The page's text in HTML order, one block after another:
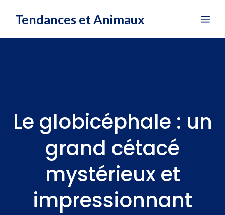
Tendances et Animaux
Le globicéphale : un
grand cétacé
mystérieux et
impressionnant